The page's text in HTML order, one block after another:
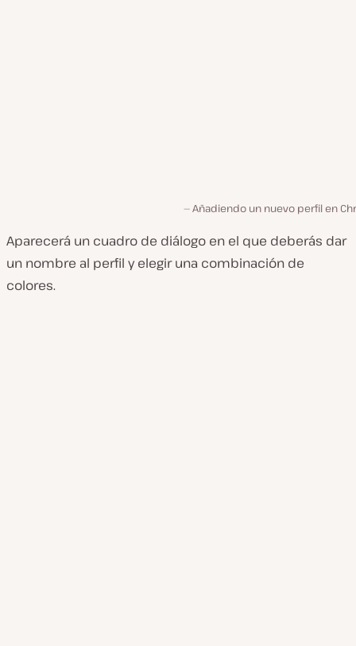
Añadiendo un nuevo perfil en
Aparecerá un cuadro de diálogo en el que deberás dar
un nombre al perfil y elegir una combinación de
colores.